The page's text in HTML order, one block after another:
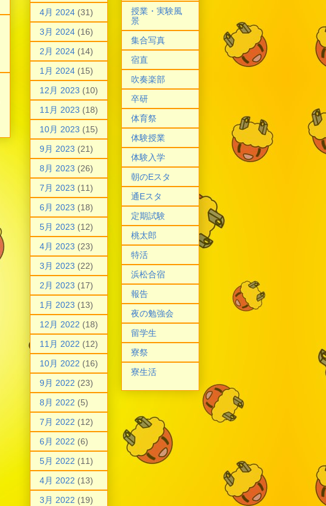
4月 2024 (31)
3月 2024 (16)
2月 2024 (14)
1月 2024 (15)
12月 2023 (10)
11月 2023 (18)
10月 2023 (15)
9月 2023 (21)
8月 2023 (26)
7月 2023 (11)
6月 2023 (18)
5月 2023 (12)
4月 2023 (23)
3月 2023 (22)
2月 2023 (17)
1月 2023 (13)
12月 2022 (18)
11月 2022 (12)
10月 2022 (16)
9月 2022 (23)
8月 2022 (5)
7月 2022 (12)
6月 2022 (6)
5月 2022 (11)
4月 2022 (13)
3月 2022 (19)
授業・実験風
景
集合写真
宿直
吹奏楽部
卒研
体育祭
体験授業
体験入学
朝のEスタ
通Eスタ
定期試験
桃太郎
特活
浜松合宿
報告
夜の勉強会
留学生
寮祭
寮生活